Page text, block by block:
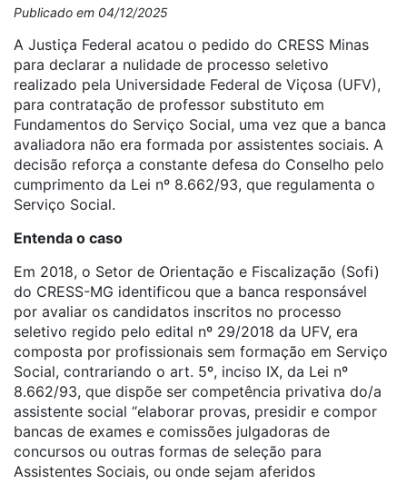
Publicado em 04/12/2025
A Justiça Federal acatou o pedido do CRESS Minas
para declarar a nulidade de processo seletivo
realizado pela Universidade Federal de Viçosa (UFV),
para contratação de professor substituto em
Fundamentos do Serviço Social, uma vez que a banca
avaliadora não era formada por assistentes sociais. A
decisão reforça a constante defesa do Conselho pelo
cumprimento da Lei nº 8.662/93, que regulamenta o
Serviço Social.
Entenda o caso
Em 2018, o Setor de Orientação e Fiscalização (Sofi)
do CRESS-MG identificou que a banca responsável
por avaliar os candidatos inscritos no processo
seletivo regido pelo edital nº 29/2018 da UFV, era
composta por profissionais sem formação em Serviço
Social, contrariando o art. 5º, inciso IX, da Lei nº
8.662/93, que dispõe ser competência privativa do/a
assistente social “elaborar provas, presidir e compor
bancas de exames e comissões julgadoras de
concursos ou outras formas de seleção para
Assistentes Sociais, ou onde sejam aferidos